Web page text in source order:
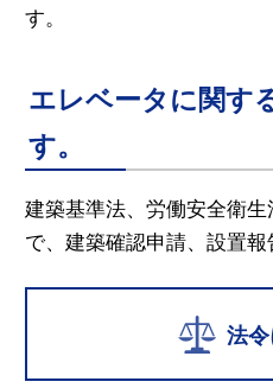
す。
エレベータに関す
す。
建築基準法、労働安全衛
で、建築確認申請、設置報
法